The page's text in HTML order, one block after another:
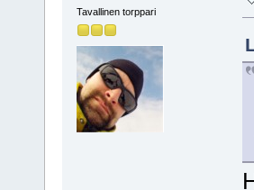
Tavallinen torppari